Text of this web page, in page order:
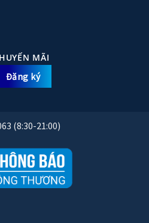
MÃI
(8:30-21:00)